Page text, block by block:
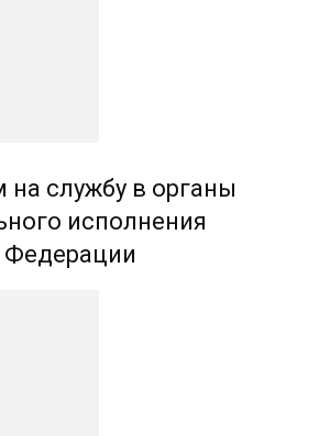
службу в органы
исполнения
Федерации